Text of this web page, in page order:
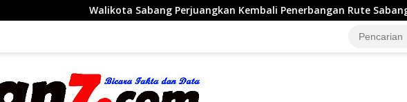
Walikota Sabang Perjuangkan Kembali Penerbangan Rute Sabang-Medan